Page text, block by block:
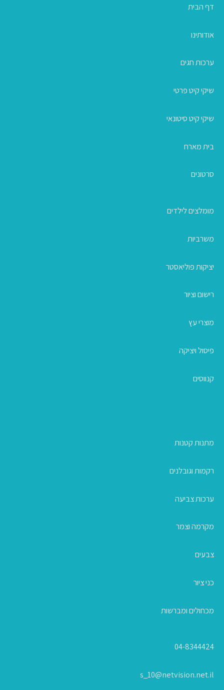
דף הבית
אודותינו
ערכות חגים
שיקי קיט פרטי
שיקי קיט סיטונאי
בית מארח
סרטונים
מומלצים לילדים
משרביות
יציקות פוליאסטר
רישום וציור
מוצרי עץ
פיסול ויציקה
קנווסים
מתנות קטנות
רקמות וגובלנים
ערכות צביעה
מקרמה וצמר
צבעים
כני ציור
מכחולים ומברשות
04-8344424
s_10@netvision.net.il